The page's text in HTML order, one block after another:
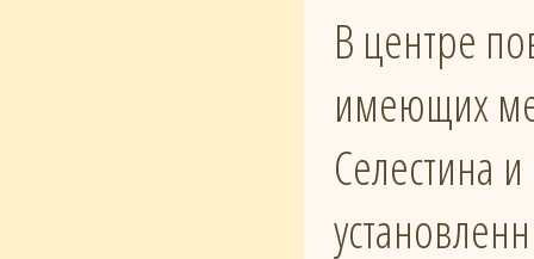
В центре
имеющих
Селестина